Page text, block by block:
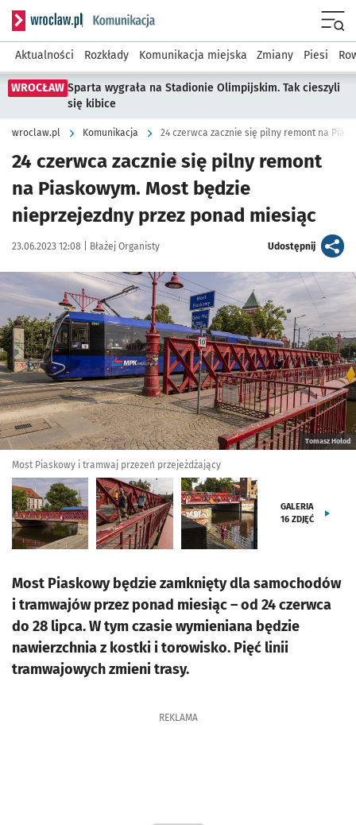
Serwis informacyjny wroclaw.pl podserwis: Komunikacja
Aktualności Rozkłady Komunikacja miejska Zmiany Piesi
WROCŁAW Sparta wygrała na Stadionie Olimpijskim. Tak cieszyli
się kibice
wroclaw.pl Komunikacja
24 czerwca zacznie się pilny remont
na Piaskowym. Most będzie
nieprzejezdny przez ponad miesiąc
Data publikacji:
23.06.2023 12:08 | Autor:
Błażej Organisty Udostępnijartykuł
Kliknij, aby zobaczyć galerię
Kliknij, aby powiększyć
Tomasz Hołod
Most Piaskowy i tramwaj przezeń przejeżdżający
GALERIA
16 ZDJĘĆ
Most Piaskowy będzie zamknięty dla samochodów
i tramwajów przez ponad miesiąc – od 24 czerwca
do 28 lipca. W tym czasie wymieniana będzie
nawierzchnia z kostki i torowisko. Pięć linii
tramwajowych zmieni trasy.
REKLAMA